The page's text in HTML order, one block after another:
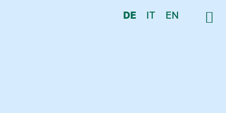
DE IT EN